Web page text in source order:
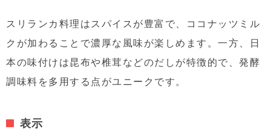
スリランカ料理はスパイスが豊富で、ココナッツミル
クが加わることで濃厚な風味が楽しめます。一方、日
本の味付けは昆布や椎茸などのだしが特徴的で、発酵
調味料を多用する点がユニークです。
表示